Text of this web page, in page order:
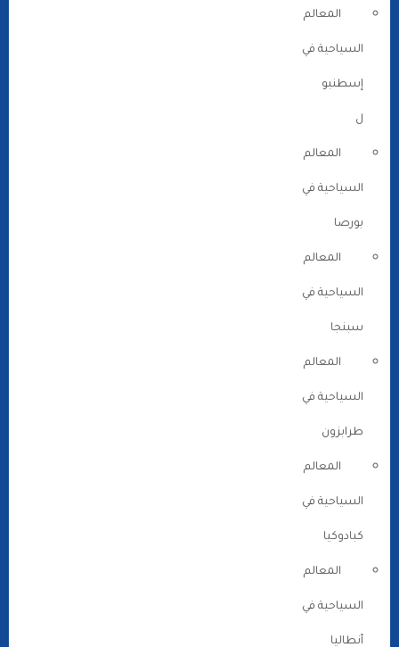
المعالم
السياحية في
إسطنبو
ل
المعالم
السياحية في
بورصا
المعالم
السياحية في
سبنجا
المعالم
السياحية في
طرابزون
المعالم
السياحية في
كبادوكيا
المعالم
السياحية في
أنطاليا